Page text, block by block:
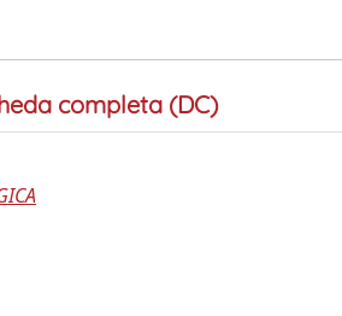
completa (DC)